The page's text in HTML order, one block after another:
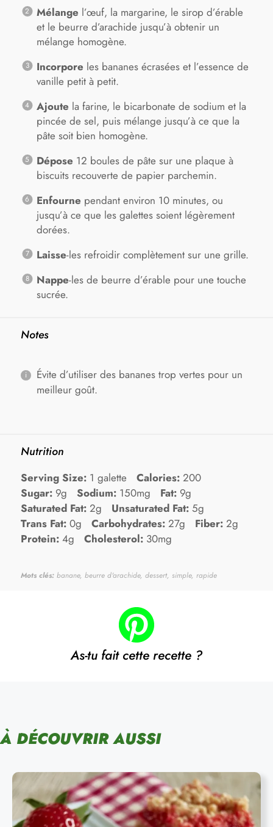
Mélange l’œuf, la margarine, le sirop d’érable
et le beurre d’arachide jusqu’à obtenir un
mélange homogène.
Incorpore les bananes écrasées et l’essence de
vanille petit à petit.
Ajoute la farine, le bicarbonate de sodium et la
pincée de sel, puis mélange jusqu’à ce que la
pâte soit bien homogène.
Dépose 12 boules de pâte sur une plaque à
biscuits recouverte de papier parchemin.
Enfourne pendant environ 10 minutes, ou
jusqu’à ce que les galettes soient légèrement
dorées.
Laisse-les refroidir complètement sur une grille.
Nappe-les de beurre d’érable pour une touche
sucrée.
Notes
Évite d’utiliser des bananes trop vertes pour un
meilleur goût.
Nutrition
Serving Size: 1 galette Calories: 200
Sugar: 9g Sodium: 150mg Fat: 9g
Saturated Fat: 2g Unsaturated Fat: 5g
Trans Fat: 0g Carbohydrates: 27g Fiber: 2g
Protein: 4g Cholesterol: 30mg
Mots clés: banane, beurre d'arachide, dessert, simple, rapide
As-tu fait cette recette ?
À DÉCOUVRIR AUSSI